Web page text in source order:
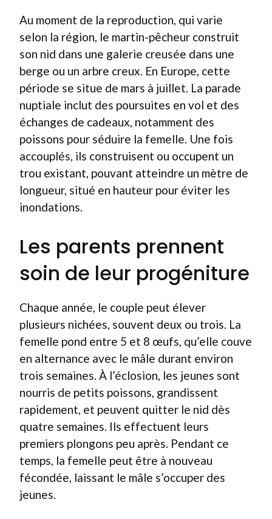
Au moment de la reproduction, qui varie
selon la région, le martin-pêcheur construit
son nid dans une galerie creusée dans une
berge ou un arbre creux. En Europe, cette
période se situe de mars à juillet. La parade
nuptiale inclut des poursuites en vol et des
échanges de cadeaux, notamment des
poissons pour séduire la femelle. Une fois
accouplés, ils construisent ou occupent un
trou existant, pouvant atteindre un mètre de
longueur, situé en hauteur pour éviter les
inondations.
Les parents prennent
soin de leur progéniture
Chaque année, le couple peut élever
plusieurs nichées, souvent deux ou trois. La
femelle pond entre 5 et 8 œufs, qu’elle couve
en alternance avec le mâle durant environ
trois semaines. À l’éclosion, les jeunes sont
nourris de petits poissons, grandissent
rapidement, et peuvent quitter le nid dès
quatre semaines. Ils effectuent leurs
premiers plongons peu après. Pendant ce
temps, la femelle peut être à nouveau
fécondée, laissant le mâle s’occuper des
jeunes.